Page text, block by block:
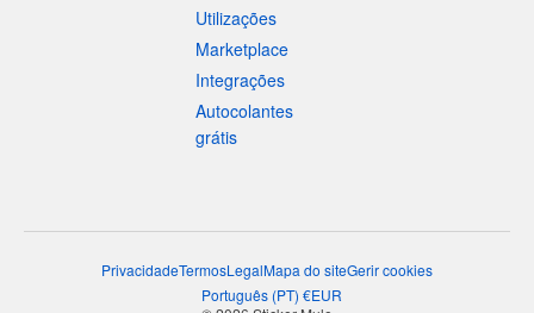
Utilizações
Marketplace
Integrações
Autocolantes
grátis
PrivacidadeTermosLegalMapa do siteGerir cookies
Português (PT) €EUR